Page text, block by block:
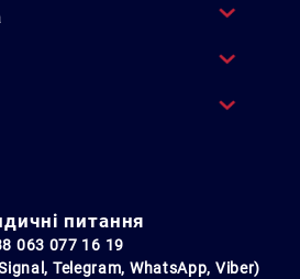
питання
063 077 16 19
Telegram, WhatsApp, Viber)